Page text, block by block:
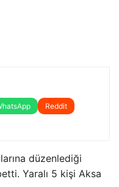
Reddit
düzenlediği
Yaralı 5 kişi Aksa